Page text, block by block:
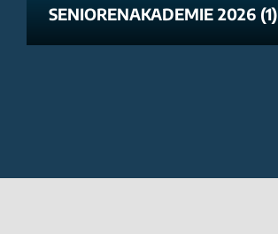
SENIORENAKADEMIE 2026 (1)